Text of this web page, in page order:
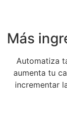
Más
Automatiza
aumenta tu
incrementar